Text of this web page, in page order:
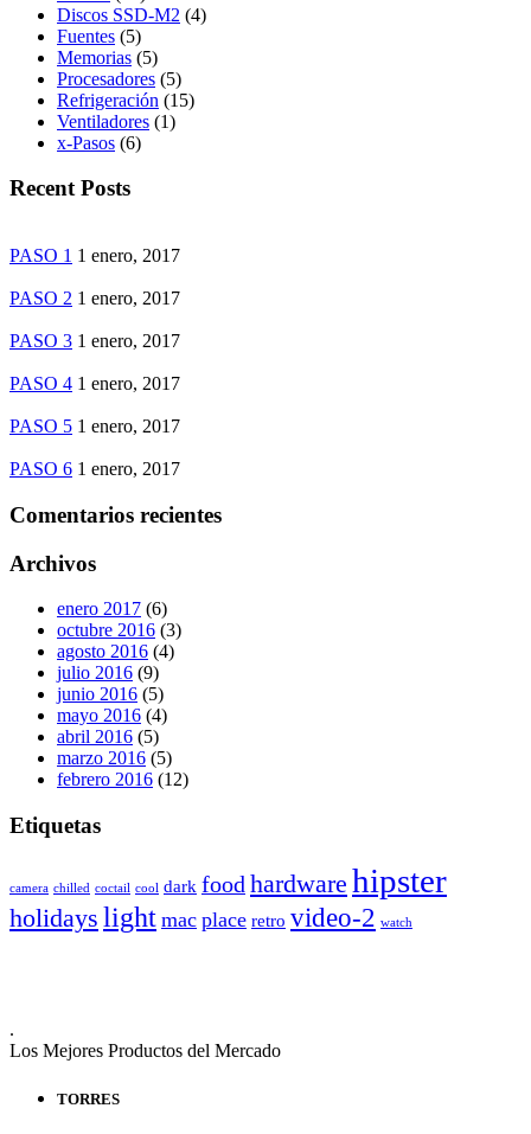
Discos SSD-M2 (4)
Fuentes (5)
Memorias (5)
Procesadores (5)
Refrigeración (15)
Ventiladores (1)
x-Pasos (6)
Recent Posts
PASO 1 1 enero, 2017
PASO 2 1 enero, 2017
PASO 3 1 enero, 2017
PASO 4 1 enero, 2017
PASO 5 1 enero, 2017
PASO 6 1 enero, 2017
Comentarios recientes
Archivos
enero 2017 (6)
octubre 2016 (3)
agosto 2016 (4)
julio 2016 (9)
junio 2016 (5)
mayo 2016 (4)
abril 2016 (5)
marzo 2016 (5)
febrero 2016 (12)
Etiquetas
camera chilled coctail cool dark food hardware hipster
holidays light mac place retro video-2 watch
.
Los Mejores Productos del Mercado
TORRES